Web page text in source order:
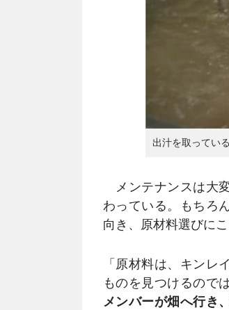
出汁を取ってい
メンテナンスは大
わっている。もちろ
向き、原材料選びに
「原材料は、キンレ
ものを見つけるので
メンバーが畑へ行き